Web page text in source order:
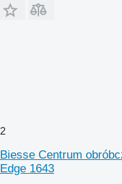
2
Biesse Centrum
Edge 1643